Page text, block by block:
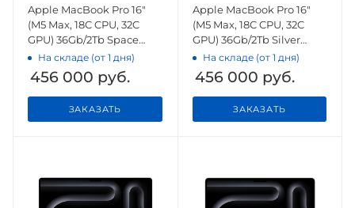
Apple MacBook Pro 16"
(M5 Max, 18C CPU, 32C
GPU) 36Gb/2Tb Space
Black (MGED4)
На складе (от 1 дня)
456 000 руб.
ЗАКАЗАТЬ
Apple MacBook Pro 16"
(M5 Max, 18C CPU, 32C
GPU) 36Gb/2Tb Silver
(MGE74)
На складе (от 1 дня)
456 000 руб.
ЗАКАЗАТЬ